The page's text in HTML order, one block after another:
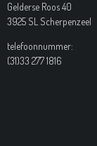
Gelderse Roos 40
3925 SL Scherpenzeel
telefoonnummer:
(31)33 277 1816